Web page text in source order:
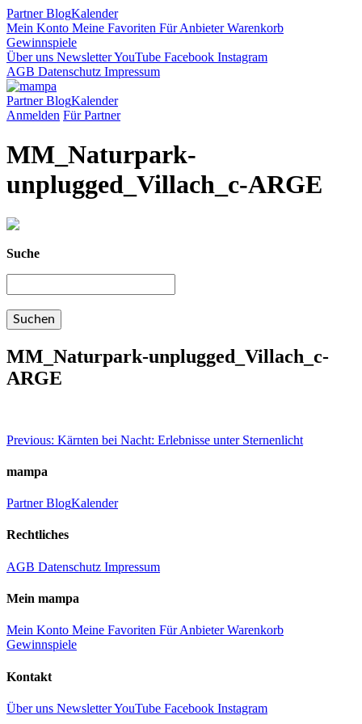
PartnerBlogKalender
Mein Konto Meine Favoriten Für AnbieterWarenkorb
Gewinnspiele
Über uns NewsletterYouTube Facebook Instagram
AGB Datenschutz Impressum
PartnerBlogKalender
Anmelden Für Partner
MM_Naturpark-
unplugged_Villach_c-ARGE
Suche
MM_Naturpark-unplugged_Villach_c-
ARGE
Beitragsnavigation
Previous: Kärnten bei Nacht: Erlebnisse unter Sternenlicht
mampa
PartnerBlogKalender
Rechtliches
AGB Datenschutz Impressum
Mein mampa
Mein Konto Meine Favoriten Für AnbieterWarenkorb
Gewinnspiele
Kontakt
Über uns NewsletterYouTube Facebook Instagram